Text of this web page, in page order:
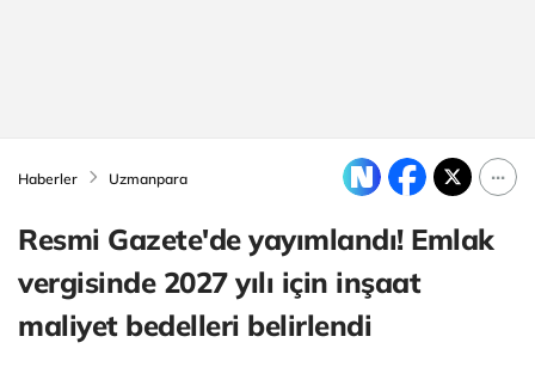
Haberler Uzmanpara
Resmi Gazete'de yayımlandı! Emlak
vergisinde 2027 yılı için inşaat
maliyet bedelleri belirlendi